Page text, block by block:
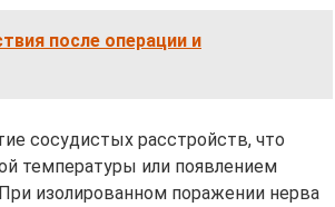
после операции и
сосудистых расстройств, что
температуры или появлением
изолированном поражении нерва